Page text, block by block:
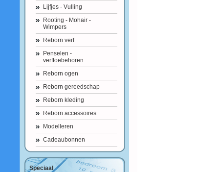
Lijfjes - Vulling
Rooting - Mohair -
Wimpers
Reborn verf
Penselen -
verftoebehoren
Reborn ogen
Reborn gereedschap
Reborn kleding
Reborn accessoires
Modelleren
Cadeaubonnen
Speciaal